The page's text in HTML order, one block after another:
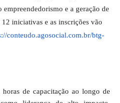
e a geração de
iniciativas e as inscrições vão
conteudo.agosocial.com.br/btg-
de capacitação ao longo de